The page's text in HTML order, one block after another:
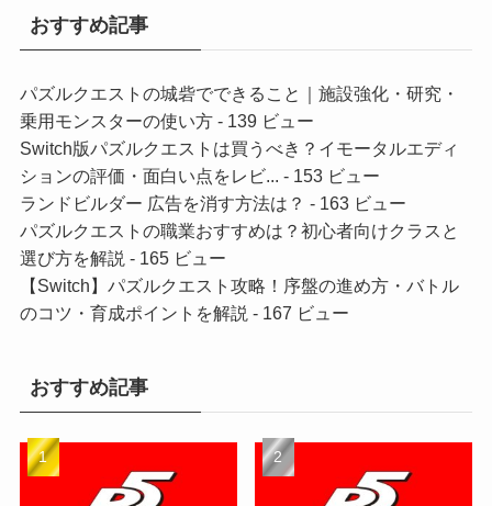
おすすめ記事
パズルクエストの城砦でできること｜施設強化・研究・
乗用モンスターの使い方- 139 ビュー
Switch版パズルクエストは買うべき？イモータルエディ
ションの評価・面白い点をレビ... - 153 ビュー
ランドビルダー 広告を消す方法は？ - 163 ビュー
パズルクエストの職業おすすめは？初心者向けクラスと
選び方を解説 - 165 ビュー
【Switch】パズルクエスト攻略！序盤の進め方・バトル
のコツ・育成ポイントを解説 - 167 ビュー
おすすめ記事